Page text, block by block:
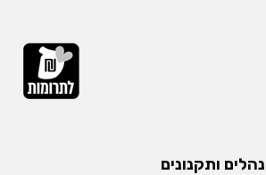
נהלים ותקנונים